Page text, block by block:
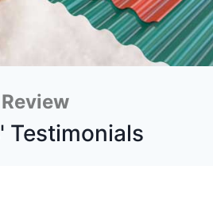
Review
Testimonials